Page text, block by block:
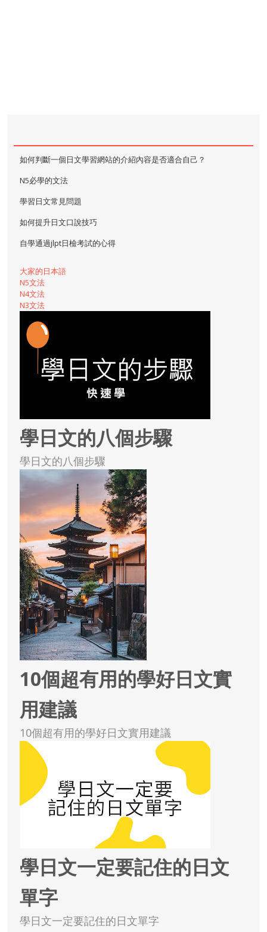
如何判斷一個日文學習網站的介紹內容是否適合自己？
N5必學的文法
學習日文常見問題
如何提升日文口說技巧
自學通過jlpt日檢考試的心得
大家的日本語
N5文法
N4文法
N3文法
學日文的八個步驟
學日文的八個步驟
10個超有用的學好日文實
用建議
10個超有用的學好日文實用建議
學日文一定要記住的日文
單字
學日文一定要記住的日文單字